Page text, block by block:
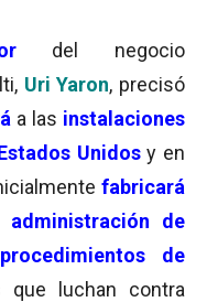
del negocio
Uri Yaron, precisó
a las instalaciones
Unidosy en
fabricará
de
procedimientos de
que luchan contra